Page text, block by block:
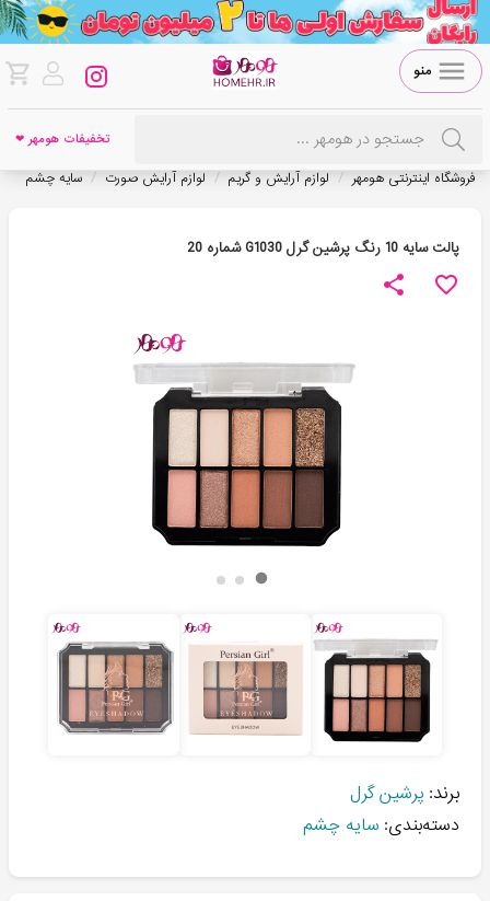
منو
تخفیفات هومهر ❤
فروشگاه اینترنتی هومهر / لوازم آرایش و گریم / لوازم آرایش صورت / سایه چشم
پالت سایه 10 رنگ پرشین گرل G1030 شماره 20
برند: پرشین گرل
دسته‌بندی: سایه چشم